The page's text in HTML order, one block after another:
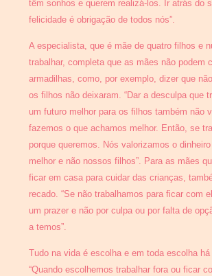
têm sonhos e querem realizá-los. Ir atrás do
felicidade é obrigação de todos nós”.
A especialista, que é mãe de quatro filhos e
trabalhar, completa que as mães não podem
armadilhas, como, por exemplo, dizer que
os filhos não deixaram. “Dar a desculpa que
um futuro melhor para os filhos também não
fazemos o que achamos melhor. Então, se
porque queremos. Nós valorizamos o
melhor e não nossos filhos”. Para as mães
ficar em casa para cuidar das crianças,
recado. “Se não trabalhamos para ficar com
um prazer e não por culpa ou por falta de
a temos”.
Tudo na vida é escolha e em toda escolha há
“Quando escolhemos trabalhar fora ou ficar